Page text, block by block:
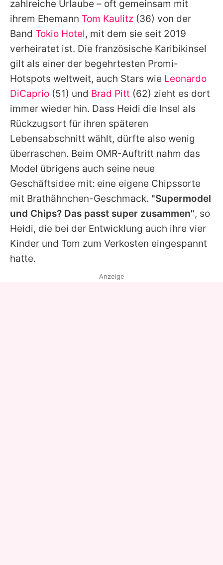
zahlreiche Urlaube – oft gemeinsam mit
ihrem Ehemann Tom Kaulitz (36) von der
Band Tokio Hotel, mit dem sie seit 2019
verheiratet ist. Die französische Karibikinsel
gilt als einer der begehrtesten Promi-
Hotspots weltweit, auch Stars wie Leonardo
DiCaprio (51) und Brad Pitt (62) zieht es dort
immer wieder hin. Dass Heidi die Insel als
Rückzugsort für ihren späteren
Lebensabschnitt wählt, dürfte also wenig
überraschen. Beim OMR-Auftritt nahm das
Model übrigens auch seine neue
Geschäftsidee mit: eine eigene Chipssorte
mit Brathähnchen-Geschmack. "Supermodel
und Chips? Das passt super zusammen", so
Heidi, die bei der Entwicklung auch ihre vier
Kinder und Tom zum Verkosten eingespannt
hatte.
Anzeige